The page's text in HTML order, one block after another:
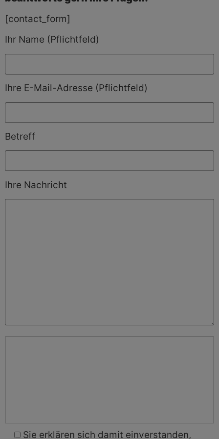
[contact_form]
Ihr Name (Pflichtfeld)
Ihre E-Mail-Adresse (Pflichtfeld)
Betreff
Ihre Nachricht
Sie erklären sich damit einverstanden,